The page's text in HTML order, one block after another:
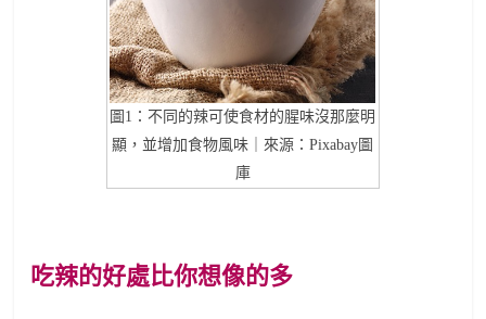
圖1：不同的辣可使食材的腥味沒那麼明
顯，並增加食物風味｜來源：Pixabay圖
庫
吃辣的好處比你想像的多